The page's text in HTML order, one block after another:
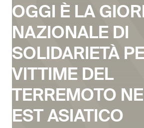
OGGI È LA
NAZIONALE DI
SOLIDARIETÀ
VITTIME DEL
TERREMOTO
EST ASIATICO